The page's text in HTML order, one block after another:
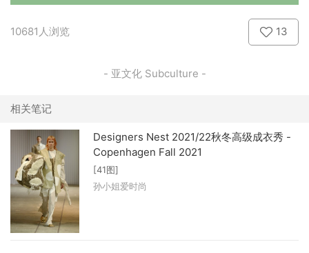
10681人浏览 13
- 亚文化 Subculture -
相关笔记
Designers Nest 2021/22秋冬高级成衣秀 -
Copenhagen Fall 2021
[41图]
孙小姐爱时尚